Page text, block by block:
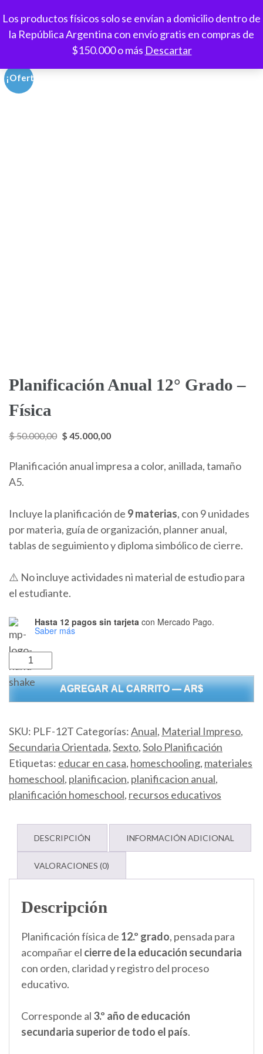
Los productos físicos solo se envían a domicilio dentro de
la República Argentina con envío gratis en compras de
$150.000 o más Descartar
al
contenido
Enter)
Espacio Paideia
Aprendizaje a tu ritmo, creatividad sin límites
¡Oferta!
Planificación Anual 12° Grado –
Física
$50.000,00 El
original
$ 45.000,00El
actual
Planificación anual impresa a color, anillada, tamaño
A5.
Incluye la planificación de 9 materias, con 9 unidades
por materia, guía de organización, planner anual,
tablas de seguimiento y diploma simbólico de cierre.
⚠️ No incluye actividades ni material de estudio para
el estudiante.
Hasta 12 pagos sin tarjeta con Mercado Pago.
Saber más
Planificación
Anual
12°
Grado
Física
cantidad
AGREGAR AL CARRITO — AR$
SKU: PLF-12T Categorías:Anual, Material Impreso,
Secundaria Orientada,Sexto,Solo Planificación
Etiquetas: educar en casa, homeschooling, materiales
homeschool, planificacion, planificacion anual,
planificación homeschool, recursos educativos
DESCRIPCIÓN INFORMACIÓN ADICIONAL
VALORACIONES (0)
Descripción
Planificación física de 12.º grado, pensada para
acompañar el cierre de la educación secundaria
con orden, claridad y registro del proceso
educativo.
Corresponde al 3.º año de educación
secundaria superior de todo el país.